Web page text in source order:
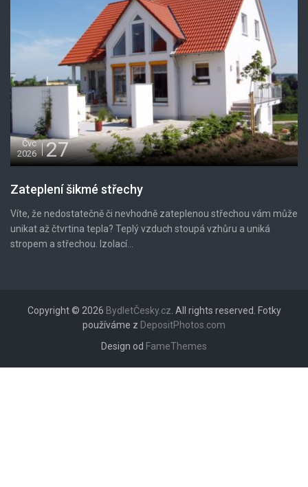
Čvc
2026
27
Zateplení šikmé střechy
Víte, že nedostatečně či nevhodně zateplenou střechou vám může
unikat až čtvrtina tepla? Teplý vzduch stoupá vzhůru a uniká
stropem a střechou. Izolací...
Copyright © 2026 BydletČesky.cz . All rights reserved. Fotky
používáme z DepositPhotos.com
Design od FameThemes